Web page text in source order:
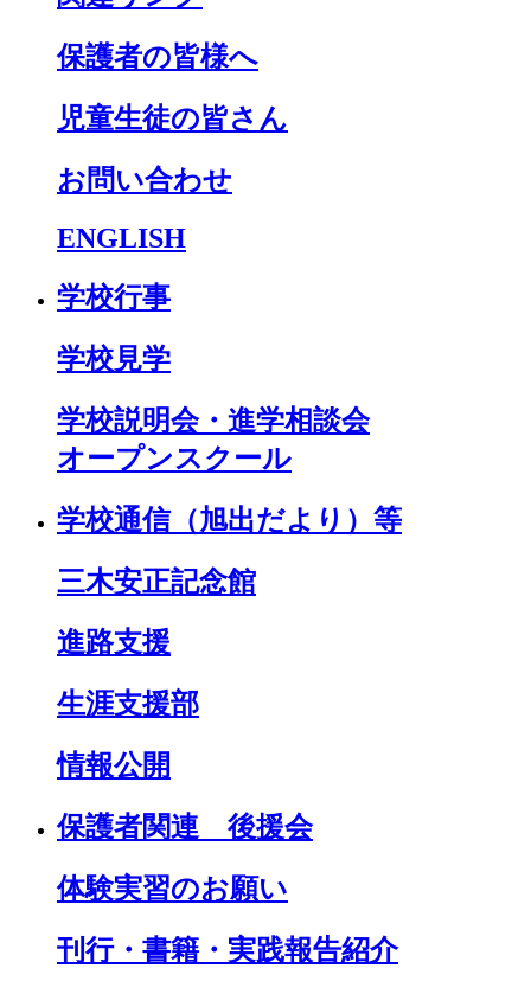
保護者の皆様へ
児童生徒の皆さん
お問い合わせ
ENGLISH
学校行事
学校見学
学校説明会・進学相談会
オープンスクール
学校通信（旭出だより）等
三木安正記念館
進路支援
生涯支援部
情報公開
保護者関連 後援会
体験実習のお願い
刊行・書籍・実践報告紹介